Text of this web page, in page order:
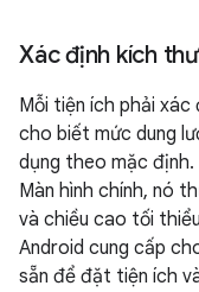
Xác định kích
Mỗi tiện ích phải xác
cho biết mức dung
dụng theo mặc
Màn hình chính, nó
và chiều cao tối
Android cung cấp
sẵn để đặt tiện ích